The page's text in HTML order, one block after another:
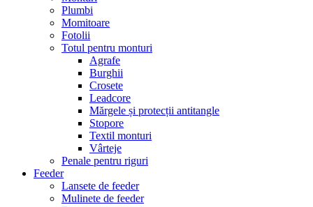
Plumbi
Momitoare
Fotolii
Totul pentru monturi
Agrafe
Burghii
Crosete
Leadcore
Mărgele și protecții antitangle
Stopore
Textil monturi
Vârteje
Penale pentru riguri
Feeder
Lansete de feeder
Mulinete de feeder